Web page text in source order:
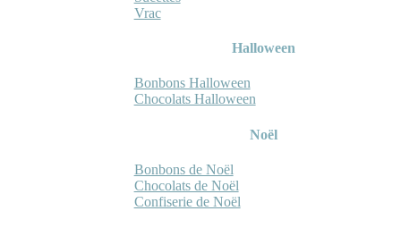
Vrac
Halloween
Bonbons Halloween
Chocolats Halloween
Noël
Bonbons de Noël
Chocolats de Noël
Confiserie de Noël